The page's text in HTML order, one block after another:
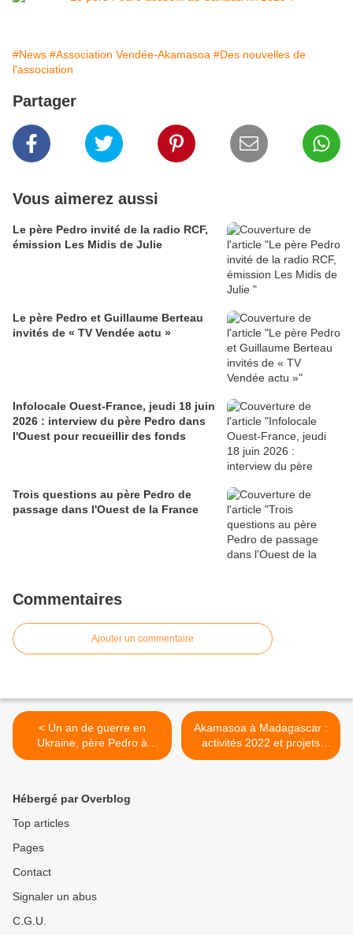
#News #Association Vendée-Akamasoa #Des nouvelles de
l'association
Partager
Vous aimerez aussi
Le père Pedro invité de la radio RCF,
émission Les Midis de Julie
Le père Pedro et Guillaume Berteau
invités de « TV Vendée actu »
Infolocale Ouest-France, jeudi 18 juin
2026 : interview du père Pedro dans
l'Ouest pour recueillir des fonds
Trois questions au père Pedro de
passage dans l'Ouest de la France
Commentaires
Ajouter un commentaire
< Un an de guerre en
Ukraine, père Pedro à
Vladimir Poutine : « Arrêtez
Akamasoa à Madagascar :
activités 2022 et projets
2023 du père Pedro >
Hébergé par Overblog
Top articles
Pages
Contact
Signaler un abus
C.G.U.